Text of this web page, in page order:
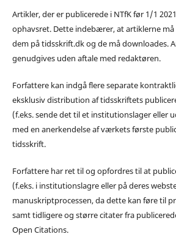
Artikler, der er publicerede i NTfK før 1/1
ophavsret. Dette indebærer, at artiklerne må
dem på tidsskrift.dk og de må downloades.
genudgives uden aftale med redaktøren.
Forfattere kan indgå flere separate
eksklusiv distribution af tidsskriftets
(f.eks. sende det til et institutionslager eller
med en anerkendelse af værkets første
tidsskrift.
Forfattere har ret til og opfordres til at
(f.eks. i institutionslagre eller på deres
manuskriptprocessen, da dette kan føre til
samt tidligere og større citater fra
Open Citations.